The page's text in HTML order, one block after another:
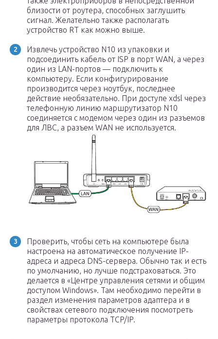
близости от роутера, способных заглушить
сигнал. Желательно также располагать
устройство RT как можно выше.
Извлечь устройство N10 из упаковки и
подсоединить кабель от ISP в порт WAN, а через
один из LAN-портов — подключить к
компьютеру. Если конфигурирование
производится через ноутбук, последнее
действие необязательно. При доступе xdsl через
телефонную линию маршрутизатор N10
соединяется с модемом через один из разъемов
для ЛВС, а разъем WAN не используется.
Проверить, чтобы сеть на компьютере была
настроена на автоматическое получение IP-
адреса и адреса DNS-сервера. Обычно так и есть
по умолчанию, но лучше подстраховаться. Это
делается в «Центре управления сетями и общим
доступом Windows». Там необходимо перейти в
раздел изменения параметров адаптера и в
свойствах сетевого подключения посмотреть
параметры протокола TCP/IP.